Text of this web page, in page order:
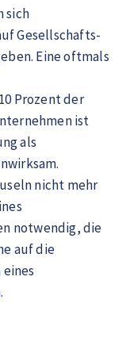
sich
Gesellschafts-
Eine oftmals
Prozent der
ist
als
nicht mehr
notwendig, die
auf die